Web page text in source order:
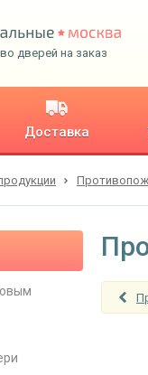
дверей на заказ
Доставка